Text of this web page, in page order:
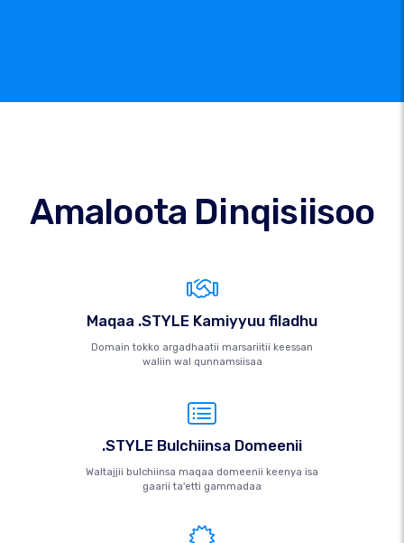
Amaloota Dinqisiisoo
Maqaa .STYLE Kamiyyuu filadhu
Domain tokko argadhaatii marsariitii keessan
waliin wal qunnamsiisaa
.STYLE Bulchiinsa Domeenii
Waltajjii bulchiinsa maqaa domeenii keenya isa
gaarii ta'etti gammadaa